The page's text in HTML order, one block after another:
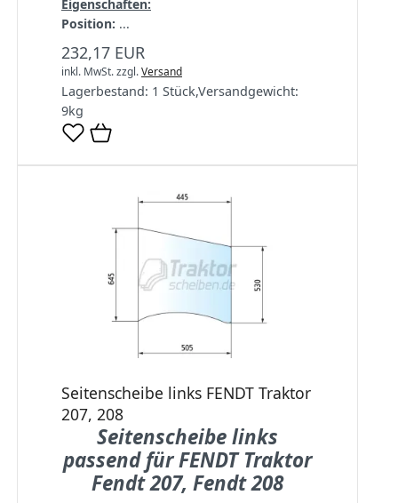
Eigenschaften:
Position: ...
232,17 EUR
inkl. MwSt.zzgl.Versand
Lagerbestand: 1 Stück,Versandgewicht:
9kg
Seitenscheibe links FENDT Traktor
207, 208
Seitenscheibe links
passend für FENDT Traktor
Fendt 207, Fendt 208